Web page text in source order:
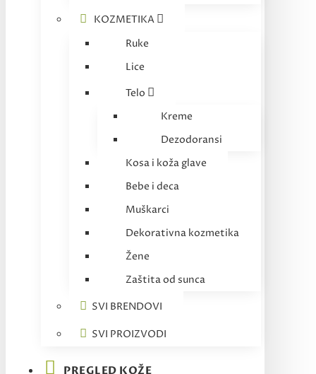
KOZMETIKA
Ruke
Lice
Telo
Kreme
Dezodoransi
Kosa i koža glave
Bebe i deca
Muškarci
Dekorativna kozmetika
Žene
Zaštita od sunca
SVI BRENDOVI
SVI PROIZVODI
PREGLED KOŽE